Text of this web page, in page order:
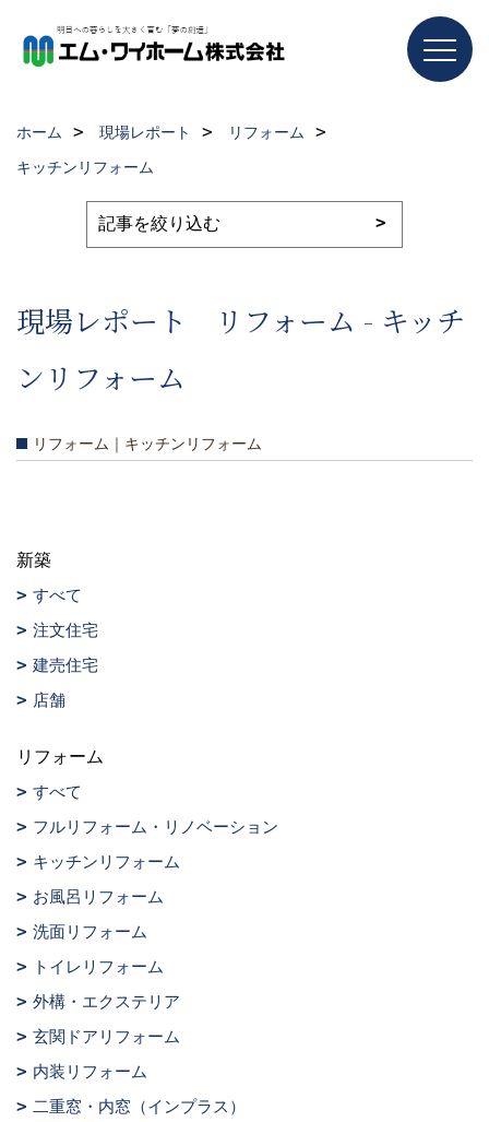
ホーム 現場レポート
リフォーム
キッチンリフォーム
現場レポート リフォーム - キッチ
ンリフォーム
リフォーム｜キッチンリフォーム
新築
すべて
注文住宅
建売住宅
店舗
リフォーム
すべて
フルリフォーム・リノベーション
キッチンリフォーム
お風呂リフォーム
洗面リフォーム
トイレリフォーム
外構・エクステリア
玄関ドアリフォーム
内装リフォーム
二重窓・内窓（インプラス）